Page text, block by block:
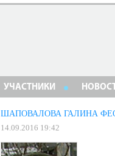
УЧАСТНИКИ
ШАПОВАЛОВА ГАЛИНА
14.09.2016 19:42